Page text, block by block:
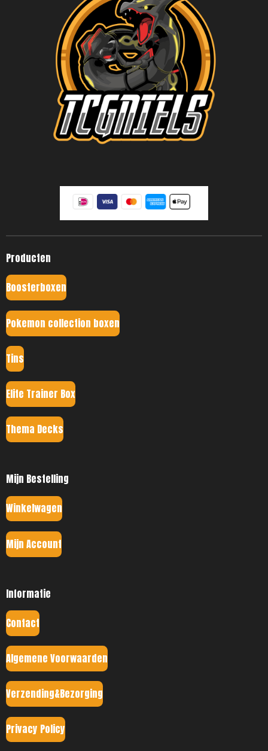
Producten
Boosterboxen
Pokemon collection boxen
Tins
Elite Trainer Box
Thema Decks
Mijn Bestelling
Winkelwagen
Mijn Account
Informatie
Contact
Algemene Voorwaarden
Verzending&Bezorging
Privacy Policy